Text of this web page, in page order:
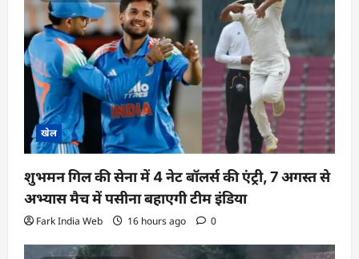
खेल
शुभमन गिल की सेना में 4 नेट बॉलर्स की एंट्री, 7 अगस्त से
अभ्यास मैच में पसीना बहाएगी टीम इंडिया
Fark India Web 16 hours ago 0